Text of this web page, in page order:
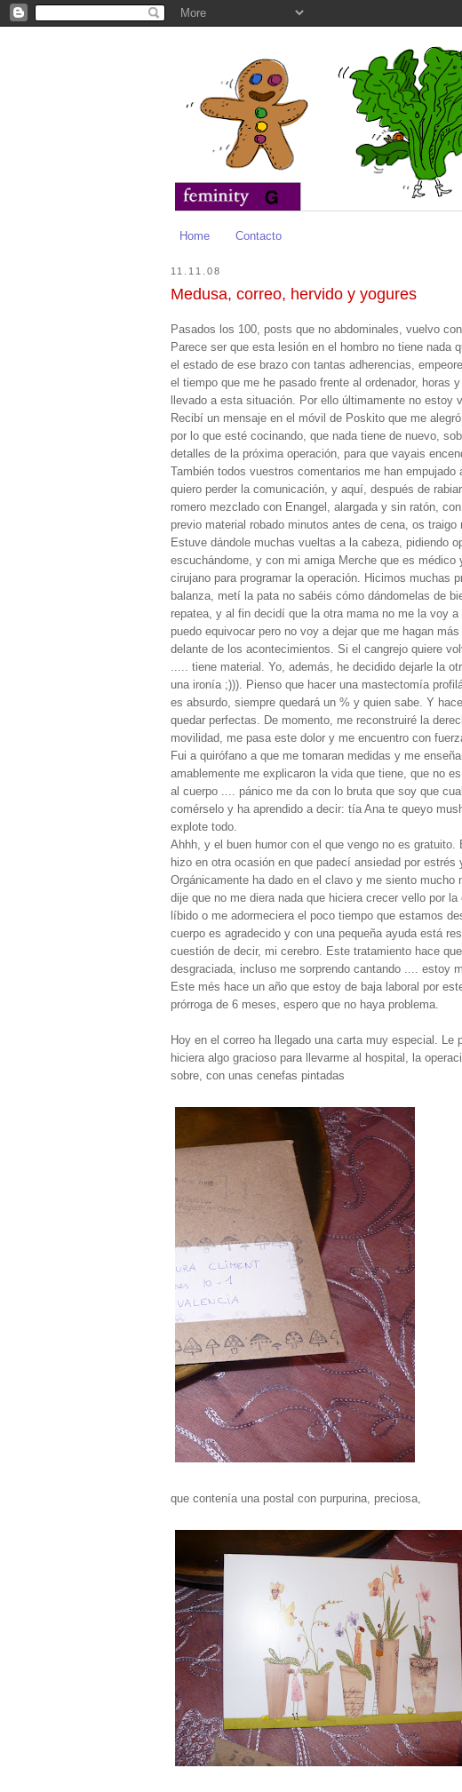
Home Contacto
11.11.08
Medusa, correo, hervido y yogures
Pasados los 100, posts que no abdominales, vuelvo
Parece ser que esta lesión en el hombro no tiene nada
el estado de ese brazo con tantas adherencias,
el tiempo que me he pasado frente al ordenador, horas
llevado a esta situación. Por ello últimamente no estoy
Recibí un mensaje en el móvil de Poskito que me
por lo que esté cocinando, que nada tiene de nuevo,
detalles de la próxima operación, para que vayais
También todos vuestros comentarios me han
quiero perder la comunicación, y aquí, después de
romero mezclado con Enangel, alargada y sin ratón,
previo material robado minutos antes de cena, os traigo
Estuve dándole muchas vueltas a la cabeza, pidiendo
escuchándome, y con mi amiga Merche que es
cirujano para programar la operación. Hicimos muchas
balanza, metí la pata no sabéis cómo dándomelas de
repatea, y al fin decidí que la otra mama no me la voy
puedo equivocar pero no voy a dejar que me hagan
delante de los acontecimientos. Si el cangrejo quiere
..... tiene material. Yo, además, he decidido dejarle la
una ironía ;))). Pienso que hacer una mastectomía
es absurdo, siempre quedará un % y quien sabe. Y
quedar perfectas. De momento, me reconstruiré la
movilidad, me pasa este dolor y me encuentro con
Fui a quirófano a que me tomaran medidas y me
amablemente me explicaron la vida que tiene, que no
al cuerpo .... pánico me da con lo bruta que soy que
comérselo y ha aprendido a decir: tía Ana te queyo
explote todo.
Ahhh, y el buen humor con el que vengo no es
hizo en otra ocasión en que padecí ansiedad por
Orgánicamente ha dado en el clavo y me siento
dije que no me diera nada que hiciera crecer vello por
líbido o me adormeciera el poco tiempo que estamos
cuerpo es agradecido y con una pequeña ayuda está
cuestión de decir, mi cerebro. Este tratamiento hace
desgraciada, incluso me sorprendo cantando .... estoy
Este més hace un año que estoy de baja laboral por
prórroga de 6 meses, espero que no haya problema.
Hoy en el correo ha llegado una carta muy especial.
hiciera algo gracioso para llevarme al hospital, la
sobre, con unas cenefas pintadas
que contenía una postal con purpurina, preciosa,